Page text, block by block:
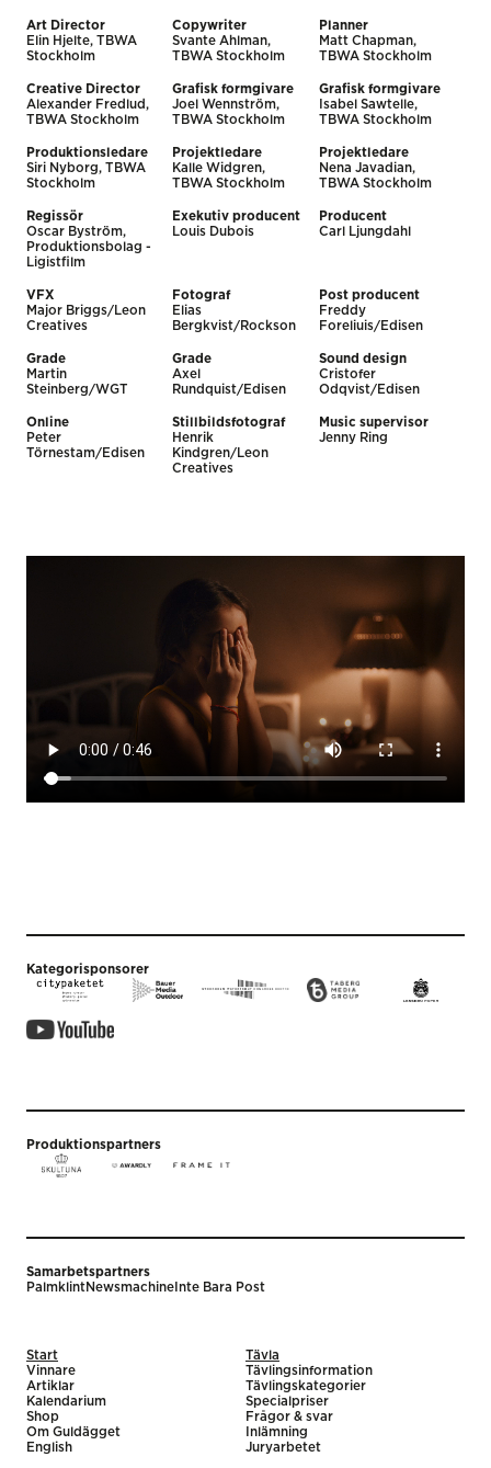
Art Director
Elin Hjelte, TBWA
Stockholm
Copywriter
Svante Ahlman,
TBWA Stockholm
Planner
Matt Chapman,
TBWA Stockholm
Creative Director
Alexander Fredlud,
TBWA Stockholm
Grafisk formgivare
Joel Wennström,
TBWA Stockholm
Grafisk formgivare
Isabel Sawtelle,
TBWA Stockholm
Produktionsledare
Siri Nyborg, TBWA
Stockholm
Projektledare
Kalle Widgren,
TBWA Stockholm
Projektledare
Nena Javadian,
TBWA Stockholm
Regissör
Oscar Byström,
Produktionsbolag -
Ligistfilm
Exekutiv producent
Louis Dubois
Producent
Carl Ljungdahl
VFX
Major Briggs/Leon
Creatives
Fotograf
Elias
Bergkvist/Rockson
Post producent
Freddy
Foreliuis/Edisen
Grade
Martin
Steinberg/WGT
Grade
Axel
Rundquist/Edisen
Sound design
Cristofer
Odqvist/Edisen
Online
Peter
Törnestam/Edisen
Stillbildsfotograf
Henrik
Kindgren/Leon
Creatives
Music supervisor
Jenny Ring
Kategorisponsorer
Produktionspartners
Samarbetspartners
PalmklintNewsmachine Inte Bara Post
Start
Vinnare
Artiklar
Kalendarium
Shop
Om Guldägget
English
Tävla
Tävlingsinformation
Tävlingskategorier
Specialpriser
Frågor & svar
Inlämning
Juryarbetet